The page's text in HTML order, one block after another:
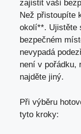
zajistit vaši
Než přistoupíte
okolí**. Ujistěte
bezpečném
nevypadá
není v pořádku,
najděte jiný.
Při výběru
tyto kroky: